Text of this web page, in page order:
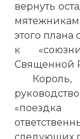
вернуть
этого плана
к
Священной
☓